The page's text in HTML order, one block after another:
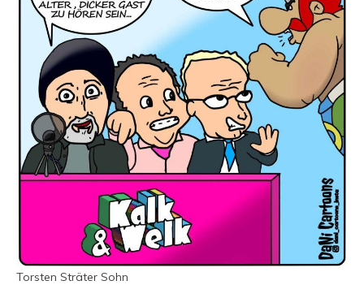
Torsten Sträter Sohn